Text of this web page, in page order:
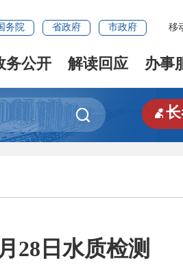
务院 省政府 市政府 移
务公开 解读回应 办事
 
28日水质检测